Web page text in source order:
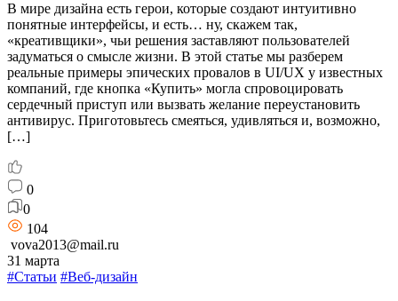
В мире дизайна есть герои, которые создают интуитивно
понятные интерфейсы, и есть… ну, скажем так,
«креативщики», чьи решения заставляют пользователей
задуматься о смысле жизни. В этой статье мы разберем
реальные примеры эпических провалов в UI/UX у известных
компаний, где кнопка «Купить» могла спровоцировать
сердечный приступ или вызвать желание переустановить
антивирус. Приготовьтесь смеяться, удивляться и, возможно,
[…]
0
0
104
vova2013@mail.ru
31 марта
#Статьи #Веб-дизайн